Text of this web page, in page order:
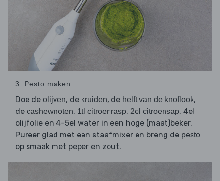
3. Pesto maken
Doe de olijven, de kruiden, de helft van de knoflook,
de cashewnoten, 1tl citroenrasp, 2el citroensap, 4el
olijfolie en 4-5el water in een hoge (maat)beker.
Pureer glad met een staafmixer en breng de pesto
op smaak met peper en zout.